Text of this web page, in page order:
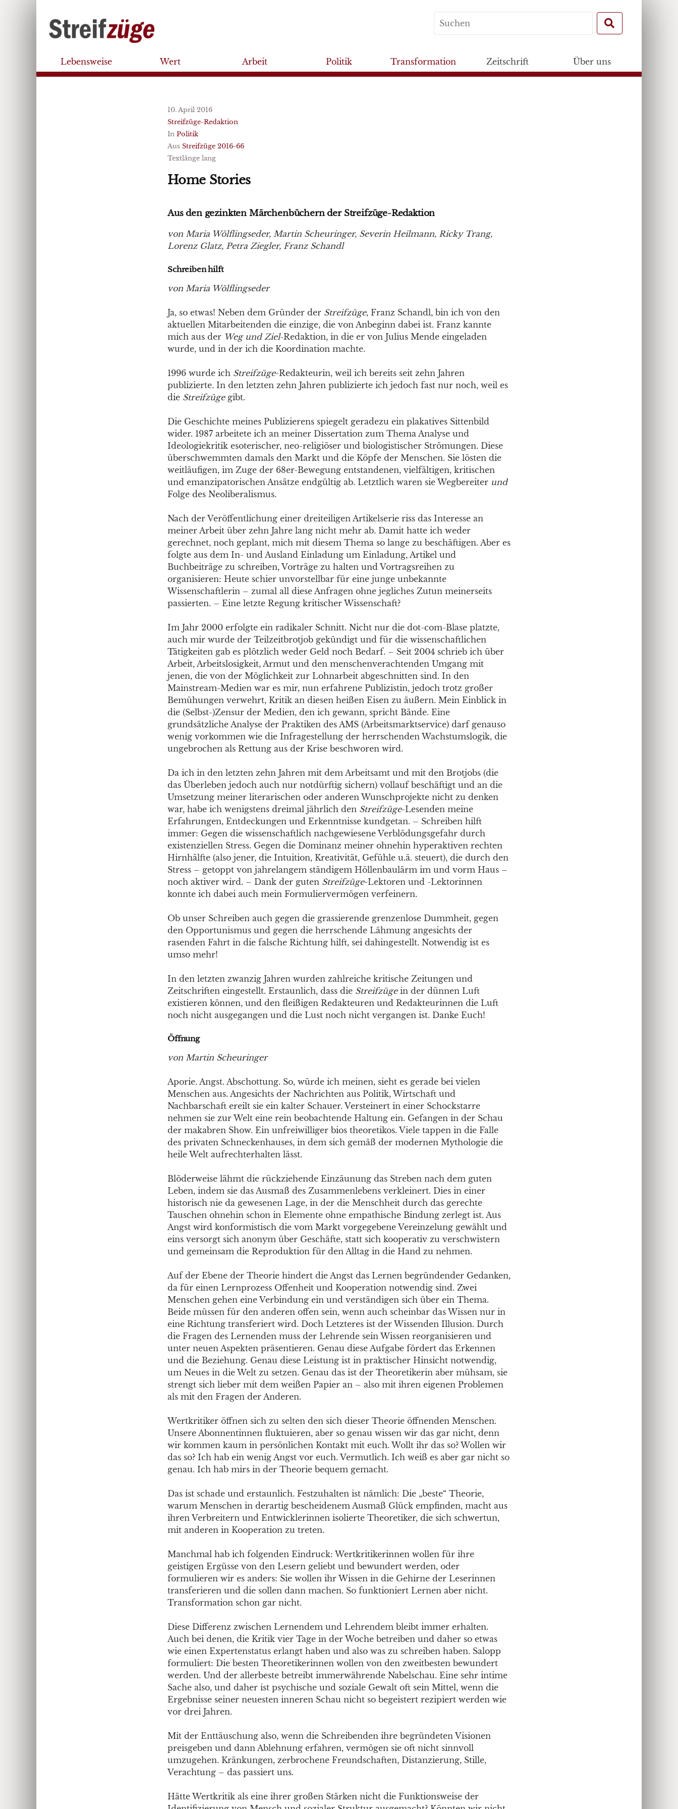
Lebensweise Wert Arbeit Politik Transformation Zeitschrift Über uns
10. April 2016
Streifzüge-Redaktion
In Politik
Aus Streifzüge 2016-66
Textlänge lang
Home Stories
Aus den gezinkten Märchenbüchern der Streifzüge-Redaktion
von Maria Wölflingseder, Martin Scheuringer, Severin Heilmann, Ricky Trang,
Lorenz Glatz, Petra Ziegler, Franz Schandl
Schreiben hilft
von Maria Wölflingseder
Ja, so etwas! Neben dem Gründer der Streifzüge, Franz Schandl, bin ich von den
aktuellen Mitarbeitenden die einzige, die von Anbeginn dabei ist. Franz kannte
mich aus der Weg und Ziel-Redaktion, in die er von Julius Mende eingeladen
wurde, und in der ich die Koordination machte.
1996 wurde ich Streifzüge-Redakteurin, weil ich bereits seit zehn Jahren
publizierte. In den letzten zehn Jahren publizierte ich jedoch fast nur noch, weil es
die Streifzügegibt.
Die Geschichte meines Publizierens spiegelt geradezu ein plakatives Sittenbild
wider. 1987 arbeitete ich an meiner Dissertation zum Thema Analyse und
Ideologiekritik esoterischer, neo-religiöser und biologistischer Strömungen. Diese
überschwemmten damals den Markt und die Köpfe der Menschen. Sie lösten die
weitläufigen, im Zuge der 68er-Bewegung entstandenen, vielfältigen, kritischen
und emanzipatorischen Ansätze endgültig ab. Letztlich waren sie Wegbereiter und
Folge des Neoliberalismus.
Nach der Veröffentlichung einer dreiteiligen Artikelserie riss das Interesse an
meiner Arbeit über zehn Jahre lang nicht mehr ab. Damit hatte ich weder
gerechnet, noch geplant, mich mit diesem Thema so lange zu beschäftigen. Aber es
folgte aus dem In- und Ausland Einladung um Einladung, Artikel und
Buchbeiträge zu schreiben, Vorträge zu halten und Vortragsreihen zu
organisieren: Heute schier unvorstellbar für eine junge unbekannte
Wissenschaftlerin – zumal all diese Anfragen ohne jegliches Zutun meinerseits
passierten. – Eine letzte Regung kritischer Wissenschaft?
Im Jahr 2000 erfolgte ein radikaler Schnitt. Nicht nur die dot-com-Blase platzte,
auch mir wurde der Teilzeitbrotjob gekündigt und für die wissenschaftlichen
Tätigkeiten gab es plötzlich weder Geld noch Bedarf. – Seit 2004 schrieb ich über
Arbeit, Arbeitslosigkeit, Armut und den menschenverachtenden Umgang mit
jenen, die von der Möglichkeit zur Lohnarbeit abgeschnitten sind. In den
Mainstream-Medien war es mir, nun erfahrene Publizistin, jedoch trotz großer
Bemühungen verwehrt, Kritik an diesen heißen Eisen zu äußern. Mein Einblick in
die (Selbst-)Zensur der Medien, den ich gewann, spricht Bände. Eine
grundsätzliche Analyse der Praktiken des AMS (Arbeitsmarktservice) darf genauso
wenig vorkommen wie die Infragestellung der herrschenden Wachstumslogik, die
ungebrochen als Rettung aus der Krise beschworen wird.
Da ich in den letzten zehn Jahren mit dem Arbeitsamt und mit den Brotjobs (die
das Überleben jedoch auch nur notdürftig sichern) vollauf beschäftigt und an die
Umsetzung meiner literarischen oder anderen Wunschprojekte nicht zu denken
war, habe ich wenigstens dreimal jährlich den Streifzüge-Lesenden meine
Erfahrungen, Entdeckungen und Erkenntnisse kundgetan. – Schreiben hilft
immer: Gegen die wissenschaftlich nachgewiesene Verblödungsgefahr durch
existenziellen Stress. Gegen die Dominanz meiner ohnehin hyperaktiven rechten
Hirnhälfte (also jener, die Intuition, Kreativität, Gefühle u.ä. steuert), die durch den
Stress – getoppt von jahrelangem ständigem Höllenbaulärm im und vorm Haus –
noch aktiver wird. – Dank der guten Streifzüge-Lektoren und -Lektorinnen
konnte ich dabei auch mein Formuliervermögen verfeinern.
Ob unser Schreiben auch gegen die grassierende grenzenlose Dummheit, gegen
den Opportunismus und gegen die herrschende Lähmung angesichts der
rasenden Fahrt in die falsche Richtung hilft, sei dahingestellt. Notwendig ist es
umso mehr!
In den letzten zwanzig Jahren wurden zahlreiche kritische Zeitungen und
Zeitschriften eingestellt. Erstaunlich, dass die Streifzügein der dünnen Luft
existieren können, und den fleißigen Redakteuren und Redakteurinnen die Luft
noch nicht ausgegangen und die Lust noch nicht vergangen ist. Danke Euch!
Öffnung
von Martin Scheuringer
Aporie. Angst. Abschottung. So, würde ich meinen, sieht es gerade bei vielen
Menschen aus. Angesichts der Nachrichten aus Politik, Wirtschaft und
Nachbarschaft ereilt sie ein kalter Schauer. Versteinert in einer Schockstarre
nehmen sie zur Welt eine rein beobachtende Haltung ein. Gefangen in der Schau
der makabren Show. Ein unfreiwilliger bios theoretikos. Viele tappen in die Falle
des privaten Schneckenhauses, in dem sich gemäß der modernen Mythologie die
heile Welt aufrechterhalten lässt.
Blöderweise lähmt die rückziehende Einzäunung das Streben nach dem guten
Leben, indem sie das Ausmaß des Zusammenlebens verkleinert. Dies in einer
historisch nie da gewesenen Lage, in der die Menschheit durch das gerechte
Tauschen ohnehin schon in Elemente ohne empathische Bindung zerlegt ist. Aus
Angst wird konformistisch die vom Markt vorgegebene Vereinzelung gewählt und
eins versorgt sich anonym über Geschäfte, statt sich kooperativ zu verschwistern
und gemeinsam die Reproduktion für den Alltag in die Hand zu nehmen.
Auf der Ebene der Theorie hindert die Angst das Lernen begründender Gedanken,
da für einen Lernprozess Offenheit und Kooperation notwendig sind. Zwei
Menschen gehen eine Verbindung ein und verständigen sich über ein Thema.
Beide müssen für den anderen offen sein, wenn auch scheinbar das Wissen nur in
eine Richtung transferiert wird. Doch Letzteres ist der Wissenden Illusion. Durch
die Fragen des Lernenden muss der Lehrende sein Wissen reorganisieren und
unter neuen Aspekten präsentieren. Genau diese Aufgabe fördert das Erkennen
und die Beziehung. Genau diese Leistung ist in praktischer Hinsicht notwendig,
um Neues in die Welt zu setzen. Genau das ist der Theoretikerin aber mühsam, sie
strengt sich lieber mit dem weißen Papier an – also mit ihren eigenen Problemen
als mit den Fragen der Anderen.
Wertkritiker öffnen sich zu selten den sich dieser Theorie öffnenden Menschen.
Unsere Abonnentinnen fluktuieren, aber so genau wissen wir das gar nicht, denn
wir kommen kaum in persönlichen Kontakt mit euch. Wollt ihr das so? Wollen wir
das so? Ich hab ein wenig Angst vor euch. Vermutlich. Ich weiß es aber gar nicht so
genau. Ich hab mirs in der Theorie bequem gemacht.
Das ist schade und erstaunlich. Festzuhalten ist nämlich: Die „beste“ Theorie,
warum Menschen in derartig bescheidenem Ausmaß Glück empfinden, macht aus
ihren Verbreitern und Entwicklerinnen isolierte Theoretiker, die sich schwertun,
mit anderen in Kooperation zu treten.
Manchmal hab ich folgenden Eindruck: Wertkritikerinnen wollen für ihre
geistigen Ergüsse von den Lesern geliebt und bewundert werden, oder
formulieren wir es anders: Sie wollen ihr Wissen in die Gehirne der Leserinnen
transferieren und die sollen dann machen. So funktioniert Lernen aber nicht.
Transformation schon gar nicht.
Diese Differenz zwischen Lernendem und Lehrendem bleibt immer erhalten.
Auch bei denen, die Kritik vier Tage in der Woche betreiben und daher so etwas
wie einen Expertenstatus erlangt haben und also was zu schreiben haben. Salopp
formuliert: Die besten Theoretikerinnen wollen von den zweitbesten bewundert
werden. Und der allerbeste betreibt immerwährende Nabelschau. Eine sehr intime
Sache also, und daher ist psychische und soziale Gewalt oft sein Mittel, wenn die
Ergebnisse seiner neuesten inneren Schau nicht so begeistert rezipiert werden wie
vor drei Jahren.
Mit der Enttäuschung also, wenn die Schreibenden ihre begründeten Visionen
preisgeben und dann Ablehnung erfahren, vermögen sie oft nicht sinnvoll
umzugehen. Kränkungen, zerbrochene Freundschaften, Distanzierung, Stille,
Verachtung – das passiert uns.
Hätte Wertkritik als eine ihrer großen Stärken nicht die Funktionsweise der